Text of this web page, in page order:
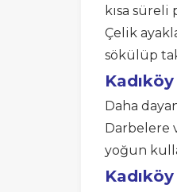
kısa
Çelik
sökülüp
Kadıköy
Daha
Darbelere
yoğun